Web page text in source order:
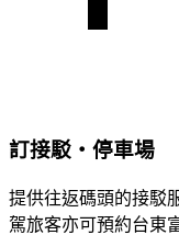
訂接駁・停車場
提供往返碼頭的接駁
駕旅客亦可預約台東